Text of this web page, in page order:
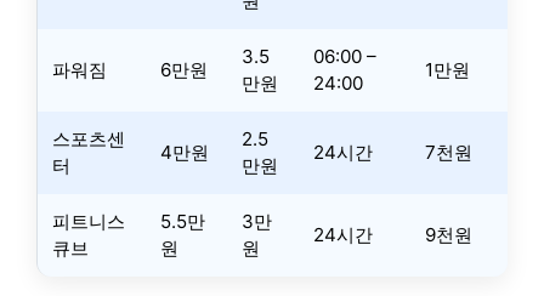
파워짐 6만원
3.5
만원
06:00 –
24:00
1만원
스포츠센
터
4만원
2.5
만원
24시간 7천원
피트니스
큐브
5.5만
원
3만
원
24시간 9천원